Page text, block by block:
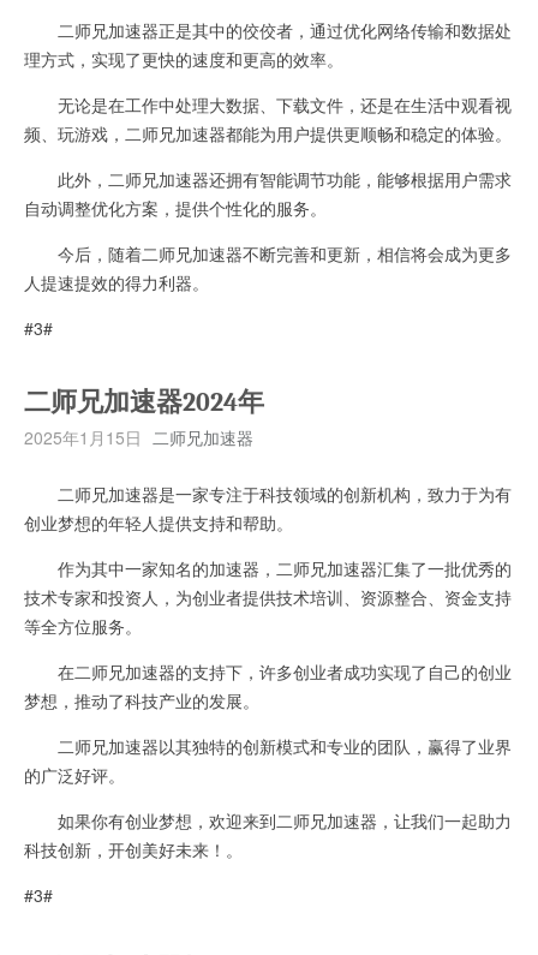
二师兄加速器正是其中的佼佼者，通过优化网络传输和数据处
理方式，实现了更快的速度和更高的效率。
无论是在工作中处理大数据、下载文件，还是在生活中观看视
频、玩游戏，二师兄加速器都能为用户提供更顺畅和稳定的体验。
此外，二师兄加速器还拥有智能调节功能，能够根据用户需求
自动调整优化方案，提供个性化的服务。
今后，随着二师兄加速器不断完善和更新，相信将会成为更多
人提速提效的得力利器。
#3#
二师兄加速器2024年
2025年1月15日 二师兄加速器
二师兄加速器是一家专注于科技领域的创新机构，致力于为有
创业梦想的年轻人提供支持和帮助。
作为其中一家知名的加速器，二师兄加速器汇集了一批优秀的
技术专家和投资人，为创业者提供技术培训、资源整合、资金支持
等全方位服务。
在二师兄加速器的支持下，许多创业者成功实现了自己的创业
梦想，推动了科技产业的发展。
二师兄加速器以其独特的创新模式和专业的团队，赢得了业界
的广泛好评。
如果你有创业梦想，欢迎来到二师兄加速器，让我们一起助力
科技创新，开创美好未来！。
#3#